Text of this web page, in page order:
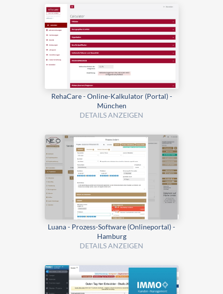
RehaCare - Online-Kalkulator (Portal) -
München
DETAILS ANZEIGEN
Luana - Prozess-Software (Onlineportal) -
Hamburg
DETAILS ANZEIGEN